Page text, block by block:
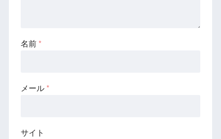
名前 *
メール *
サイト